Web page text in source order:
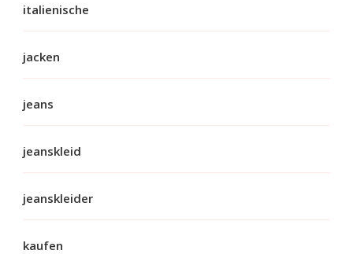
italienische
jacken
jeans
jeanskleid
jeanskleider
kaufen